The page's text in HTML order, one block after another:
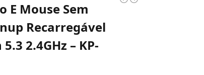
E Mouse Sem
Recarregável
2.4GHz – KP-